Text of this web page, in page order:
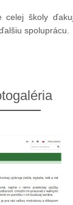
celej školy
spoluprácu.